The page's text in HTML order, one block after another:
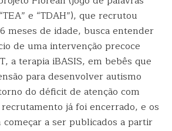
e “TDAH”), que recrutou
meses de idade, busca entender
de uma intervenção precoce
a terapia iBASIS, em bebês que
para desenvolver autismo
do déficit de atenção com
já foi encerrado, e os
a ser publicados a partir